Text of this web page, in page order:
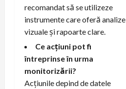
recomandat să se utilizeze
instrumente care oferă analize
vizuale și rapoarte clare.
Ce acțiuni pot fi
întreprinse în urma
monitorizării?
Acțiunile depind de datele